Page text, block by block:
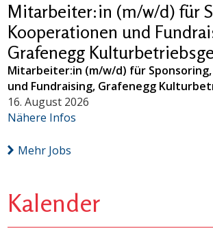
Mitarbeiter:in (m/w/d) für
Kooperationen und
Grafenegg
Mitarbeiter:in (m/w/d) für
und Fundraising, Grafenegg
16. August 2026
Nähere Infos
Mehr Jobs
Kalender